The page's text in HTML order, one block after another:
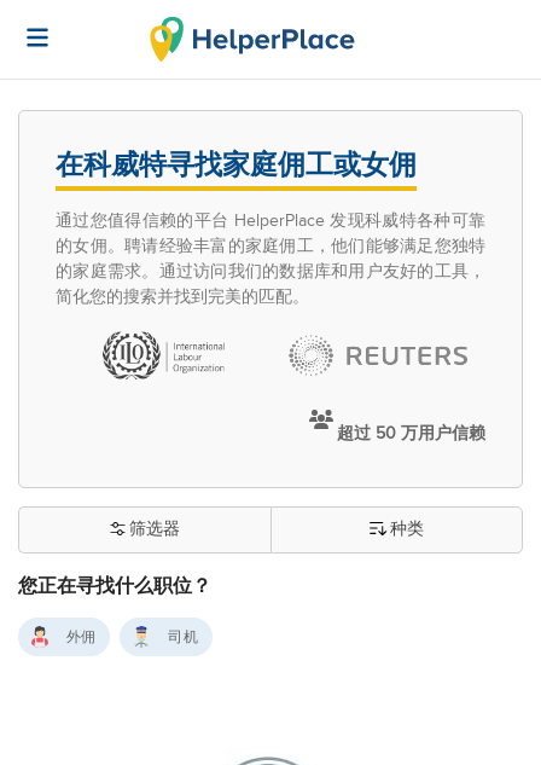
在科威特寻找家庭佣工或女佣
通过您值得信赖的平台 HelperPlace 发现科威特各种可靠
的女佣。聘请经验丰富的家庭佣工，他们能够满足您独特
的家庭需求。通过访问我们的数据库和用户友好的工具，
简化您的搜索并找到完美的匹配。
超过 50 万用户信赖
您正在寻找什么职位？
筛选器 种类
外佣 司机